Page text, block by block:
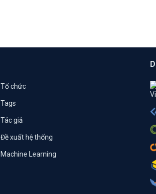
Tổ chức
Tags
Tác giả
Đề xuất hệ thống
Machine Learning